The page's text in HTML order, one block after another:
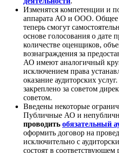
Изменятся компетенции и
аппарата АО и ООО. Общее
теперь смогут
основе голосования о дате
количестве оценщиков,
вознаграждения за
АО имеют аналогичный
исключением права
оказание аудиторских
закреплено за советом
советом.
Введены некоторые
Публичные АО и
проводить обязательный
оформить договор на
исключительно с
состоят в соответствующем